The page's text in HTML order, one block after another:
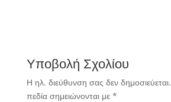
Υποβολή Σχολίου
Η ηλ. διεύθυνση σας δεν δημοσιεύεται.
πεδία σημειώνονται με *